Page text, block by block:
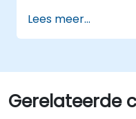
Lees meer...
Gerelateerde